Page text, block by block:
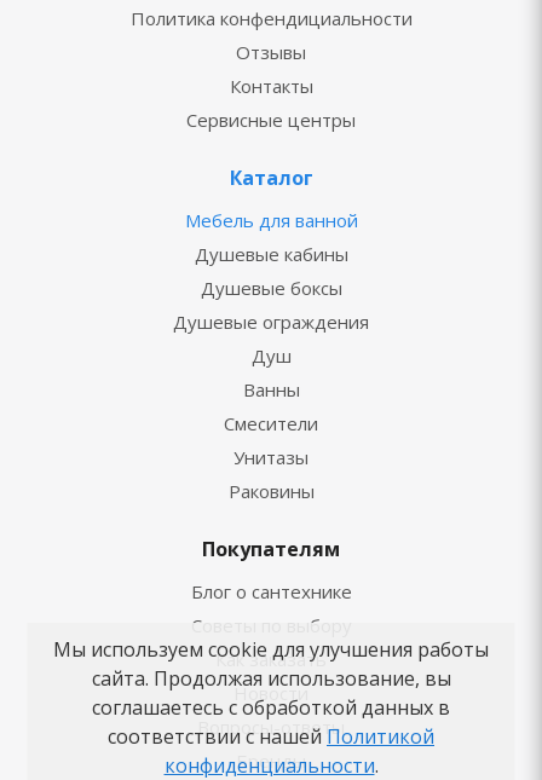
Политика конфендициальности
Отзывы
Контакты
Сервисные центры
Каталог
Мебель для ванной
Душевые кабины
Душевые боксы
Душевые ограждения
Душ
Ванны
Смесители
Унитазы
Раковины
Покупателям
Блог о сантехнике
Советы по выбору
Как заказать
Новости
Вопросы-ответы
Бренды
Мы используем cookie для улучшения работы
сайта. Продолжая использование, вы
соглашаетесь с обработкой данных в
соответствии с нашей Политикой
конфиденциальности.